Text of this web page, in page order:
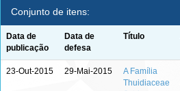
Conjunto de itens:
Data de
publicação
Data de
defesa
Título
23-Out-2015 29-Mai-2015
A Família
Thuidiaceae